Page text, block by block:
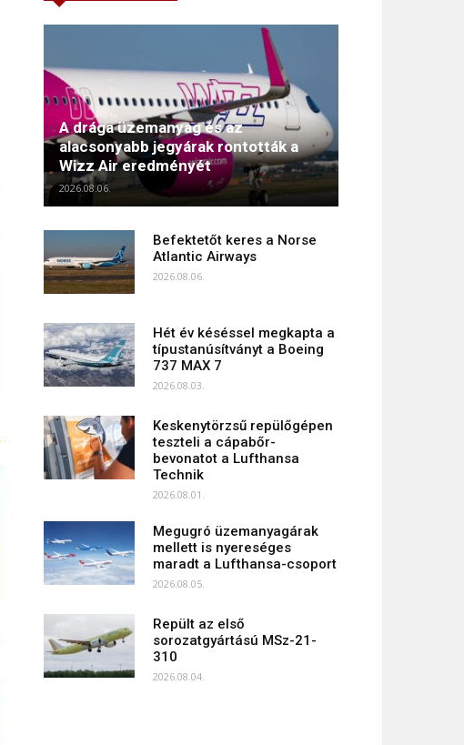
A drága üzemanyag és az
alacsonyabb jegyárak rontották a
Wizz Air eredményét
2026.08.06.
Befektetőt keres a Norse
Atlantic Airways
2026.08.06.
Hét év késéssel megkapta a
típustanúsítványt a Boeing
737 MAX 7
2026.08.03.
Keskenytörzsű repülőgépen
teszteli a cápabőr-
bevonatot a Lufthansa
Technik
2026.08.01.
Megugró üzemanyagárak
mellett is nyereséges
maradt a Lufthansa-csoport
2026.08.05.
Repült az első
sorozatgyártású MSz-21-
310
2026.08.04.